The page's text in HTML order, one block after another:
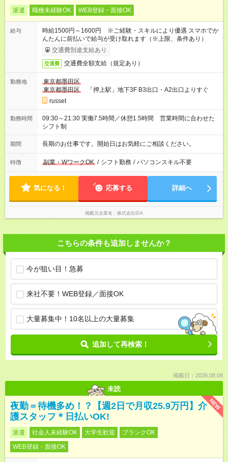
派遣 職種未経験OK WEB登録・面接OK
給与
時給1500円～1600円 ※ご経験・スキルにより優遇 スマホでか
んたんに前払いで給与が受け取れます（※上限、条件あり）
交通費別途支給あり
交通費 交通費全額支給（規定あり）
勤務地
東京都墨田区
東京都墨田区
「押上駅」地下3F B3出口・A2出口よりすぐ
russet
勤務時間
09:30～21:30 実働7.5時間／休憩1.5時間 営業時間に合わせた
シフト制
期間 長期のお仕事です。開始日はお気軽にご相談ください。
特徴 副業・WワークOK / シフト勤務 / パソコンスキル不要
気になる！ 応募する 詳細へ
掲載元企業名 株式会社iDA
こちらの条件も追加しませんか？
今が狙い目！急募
来社不要！WEB登録／面接OK
大量募集中！10名以上の大量募集
追加して再検索！
掲載日：2026.08.09
未読
NEW
夜勤＝待機多め！？【週2日で月収25.9万円】介
護スタッフ＊日払いOK!
派遣 社会人未経験OK 大学生歓迎
ブランクOK
WEB登録・面接OK